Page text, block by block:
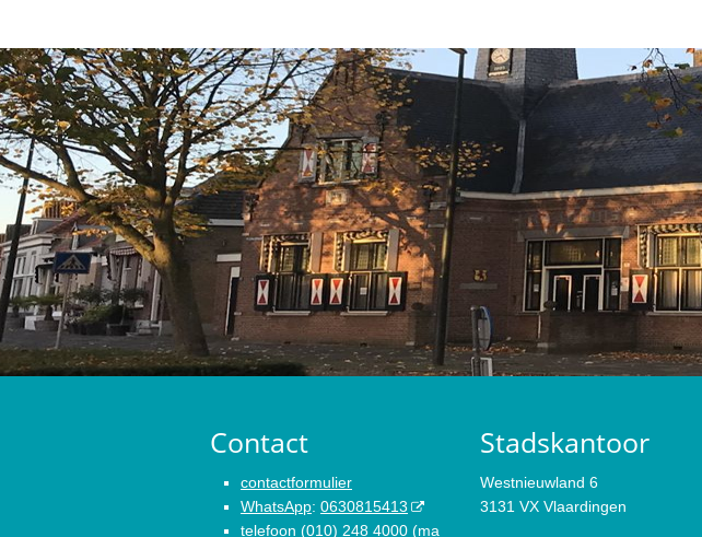
Contact
contactformulier
WhatsApp: 0630815413
telefoon (010) 248 4000 (ma
Stadskantoor
Westnieuwland 6
3131 VX Vlaardingen